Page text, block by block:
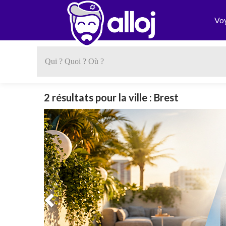
2 résultats pour la ville : Brest
Previous